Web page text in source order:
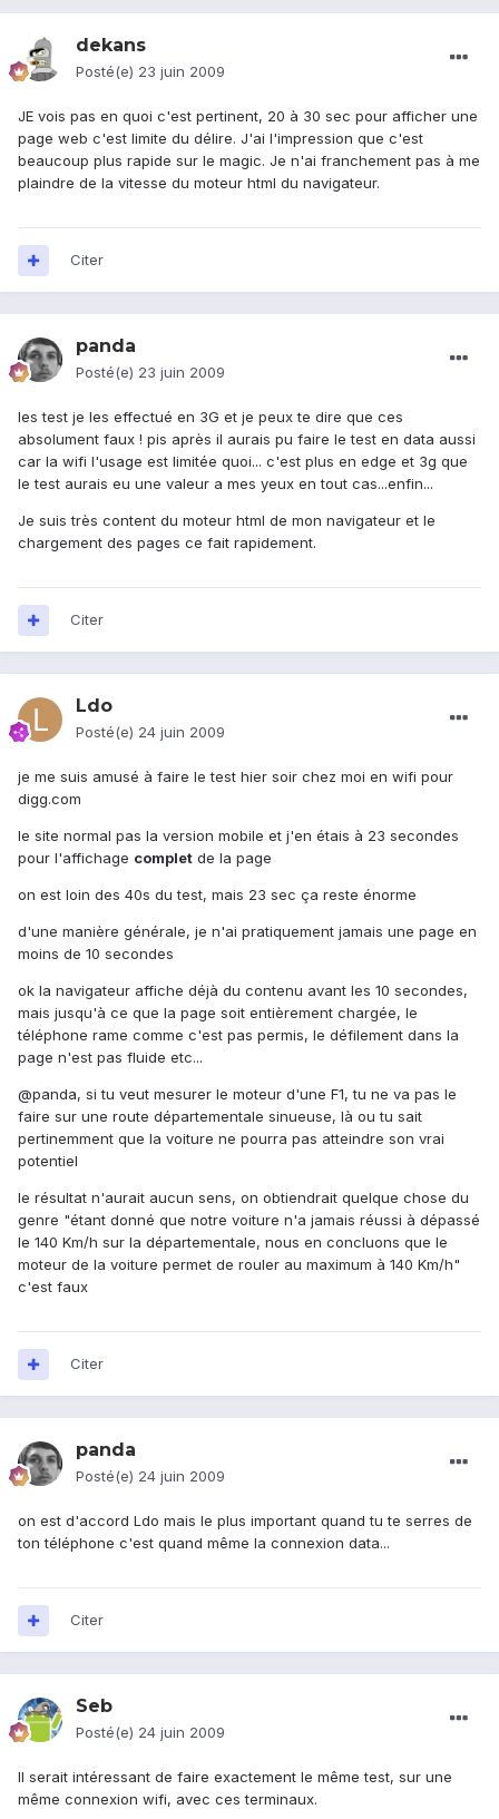
dekans
Posté(e) 23 juin 2009
JE vois pas en quoi c'est pertinent, 20 à 30 sec pour afficher une
page web c'est limite du délire. J'ai l'impression que c'est
beaucoup plus rapide sur le magic. Je n'ai franchement pas à me
plaindre de la vitesse du moteur html du navigateur.
Citer
panda
Posté(e) 23 juin 2009
les test je les effectué en 3G et je peux te dire que ces
absolument faux ! pis après il aurais pu faire le test en data aussi
car la wifi l'usage est limitée quoi... c'est plus en edge et 3g que
le test aurais eu une valeur a mes yeux en tout cas...enfin...
Je suis très content du moteur html de mon navigateur et le
chargement des pages ce fait rapidement.
Citer
Ldo
Posté(e) 24 juin 2009
je me suis amusé à faire le test hier soir chez moi en wifi pour
digg.com
le site normal pas la version mobile et j'en étais à 23 secondes
pour l'affichage complet de la page
on est loin des 40s du test, mais 23 sec ça reste énorme
d'une manière générale, je n'ai pratiquement jamais une page en
moins de 10 secondes
ok la navigateur affiche déjà du contenu avant les 10 secondes,
mais jusqu'à ce que la page soit entièrement chargée, le
téléphone rame comme c'est pas permis, le défilement dans la
page n'est pas fluide etc...
@panda, si tu veut mesurer le moteur d'une F1, tu ne va pas le
faire sur une route départementale sinueuse, là ou tu sait
pertinemment que la voiture ne pourra pas atteindre son vrai
potentiel
le résultat n'aurait aucun sens, on obtiendrait quelque chose du
genre "étant donné que notre voiture n'a jamais réussi à dépassé
le 140 Km/h sur la départementale, nous en concluons que le
moteur de la voiture permet de rouler au maximum à 140 Km/h"
c'est faux
Citer
panda
Posté(e) 24 juin 2009
on est d'accord Ldo mais le plus important quand tu te serres de
ton téléphone c'est quand même la connexion data...
Citer
Seb
Posté(e) 24 juin 2009
Il serait intéressant de faire exactement le même test, sur une
même connexion wifi, avec ces terminaux.